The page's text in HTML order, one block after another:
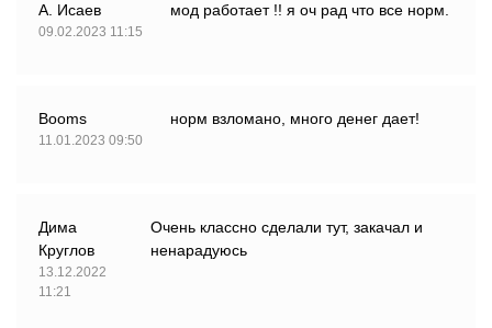
А. Исаев
09.02.2023 11:15
мод работает !! я оч рад что все норм.
Booms
11.01.2023 09:50
норм взломано, много денег дает!
Дима
Круглов
13.12.2022
11:21
Очень классно сделали тут, закачал и
ненарадуюсь